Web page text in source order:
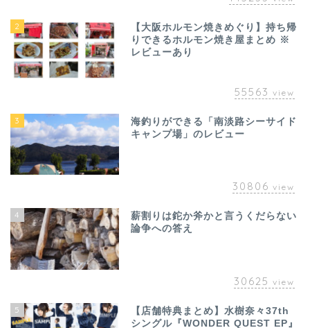
2
【大阪ホルモン焼きめぐり】持ち帰
りできるホルモン焼き屋まとめ ※
レビューあり
55563 view
3
海釣りができる「南淡路シーサイド
キャンプ場」のレビュー
30806 view
4
薪割りは鉈か斧かと言うくだらない
論争への答え
30625 view
5
【店舗特典まとめ】水樹奈々37th
シングル『WONDER QUEST EP』